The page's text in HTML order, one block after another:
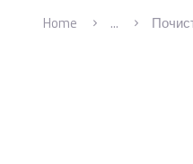
Home ...
КОНТАКТИ